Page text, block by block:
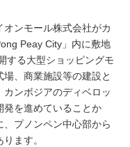
ンモール株式会社がカ
Peay City」内に敷地
する大型ショッピングモ
、商業施設等の建設と
ンボジアのディベロッ
発を進めていることか
プノンペン中心部から
ます。